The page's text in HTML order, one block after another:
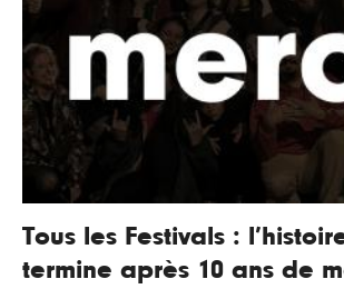
Tous les Festivals :
termine après 10 ans de